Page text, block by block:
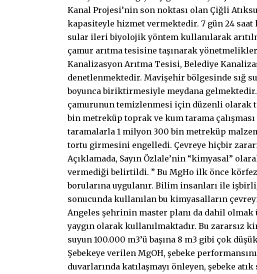
Kanal Projesi’nin son noktası olan Çiğli
kapasiteyle hizmet vermektedir. 7 gün 24
sular ileri biyolojik yöntem kullanılarak
çamur arıtma tesisine taşınarak
Kanalizasyon Arıtma Tesisi, Belediye
denetlenmektedir. Mavişehir bölgesinde sığ
boyunca biriktirmesiyle meydana
çamurunun temizlenmesi için düzenli olarak
bin metreküp toprak ve kum tarama çalışması
taramalarla 1 milyon 300 bin metreküp
tortu girmesini engelledi. Çevreye hiçbir
Açıklamada, Sayın Özlale’nin “kimyasal”
vermediği belirtildi. ” Bu MgHo ilk önce
borularına uygulanır. Bilim insanları ile
sonucunda kullanılan bu kimyasalların
Angeles şehrinin master planı da dahil
yaygın olarak kullanılmaktadır. Bu zararsız
suyun 100.000 m3’ü başına 8 m3 gibi çok
Şebekeye verilen MgOH, şebeke
duvarlarında katılaşmayı önleyen, şebeke